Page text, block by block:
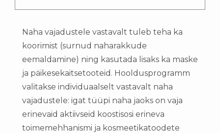
Naha vajadustele vastavalt tuleb teha ka
koorimist (surnud naharakkude
eemaldamine) ning kasutada lisaks ka maske
ja päikesekaitsetooteid. Hooldusprogramm
valitakse individuaalselt vastavalt naha
vajadustele: igat tüüpi naha jaoks on vaja
erinevaid aktiivseid koostisosi erineva
toimemehhanismi ja kosmeetikatoodete